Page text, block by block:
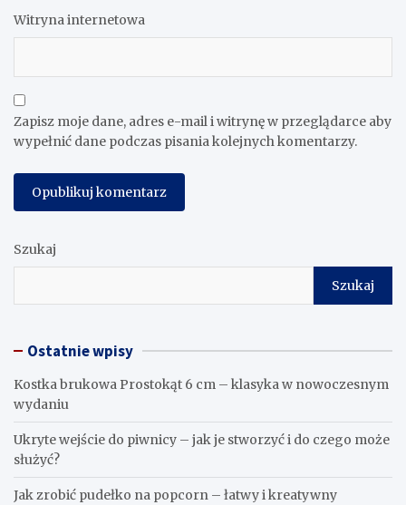
Witryna internetowa
Zapisz moje dane, adres e-mail i witrynę w przeglądarce aby
wypełnić dane podczas pisania kolejnych komentarzy.
Szukaj
Szukaj
Ostatnie wpisy
Kostka brukowa Prostokąt 6 cm – klasyka w nowoczesnym
wydaniu
Ukryte wejście do piwnicy – jak je stworzyć i do czego może
służyć?
Jak zrobić pudełko na popcorn – łatwy i kreatywny